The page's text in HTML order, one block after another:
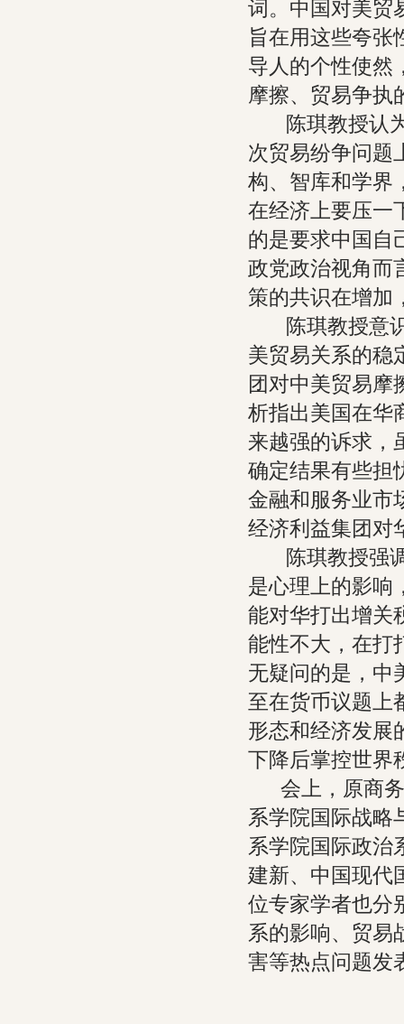
词。中国对美贸
旨在用这些夸张
导人的个性使然
摩擦、贸易争执
陈琪教授认为
次贸易纷争问题
构、智库和学界
在经济上要压一
的是要求中国自
政党政治视角而
策的共识在增加
陈琪教授意识
美贸易关系的稳
团对中美贸易摩
析指出美国在华
来越强的诉求，
确定结果有些担
金融和服务业市
经济利益集团对
陈琪教授强调
是心理上的影响
能对华打出增关
能性不大，在打
无疑问的是，中
至在货币议题上
形态和经济发展
下降后掌控世界
会上，原商务
系学院国际战略
系学院国际政治
建新、中国现代
位专家学者也分
系的影响、贸易
害等热点问题发